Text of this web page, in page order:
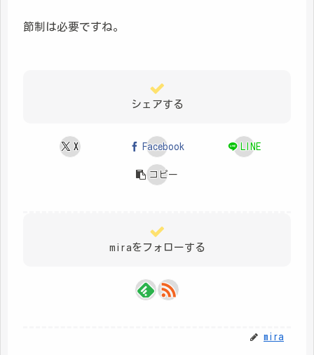
節制は必要ですね。
シェアする
X Facebook LINE
コピー
miraをフォローする
mira